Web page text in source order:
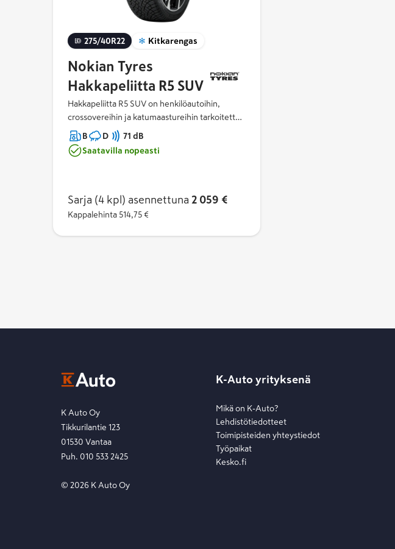
275/40R22 Kitkarengas
Nokian Tyres
Hakkapeliitta R5 SUV
Hakkapeliitta R5 SUV on henkilöautoihin,
crossovereihin ja katumaastureihin tarkoitettu
kitkarengas. Erityisesti tehokkaiden ja suurten
ajoneuvojen tarpeisiin suunniteltu
Hakkapeliitta R5 SUV varmistaa optimoidun
tarkasti ja luotettavasti.​ Ainutlaatuiset Arctic
Grip Crystals -hiukkaset takaavat rengasluokan
vahvistetut -sivupinnat parantavat kestävyyttä
B D
71 dB
Saatavilla nopeasti
Sarja (4 kpl) asennettuna 2 059 €
Kappalehinta 514,75 €
K Auto Oy
Tikkurilantie 123
01530 Vantaa
Puh. 010 533 2425
© 2026 K Auto Oy
K-Auto yrityksenä
Mikä on K-Auto?
Lehdistötiedotteet
Toimipisteiden yhteystiedot
Työpaikat
Kesko.fi